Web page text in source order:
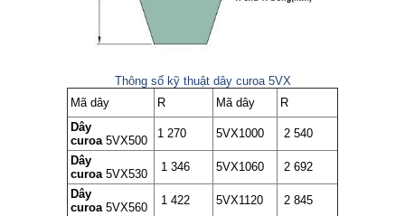
Thông số kỹ thuật dây curoa 5VX
Mã dây
R Mã dây
R
Dây
curoa 5VX500
1 270 5VX1000
2 540
Dây
curoa 5VX530
1 346 5VX1060
2 692
Dây
curoa 5VX560
1 422 5VX1120
2 845